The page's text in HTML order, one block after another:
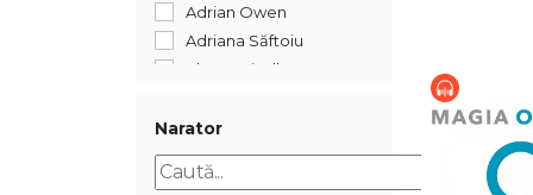
Adrian Owen
Adriana Săftoiu
Ahron Friedberg
Alexandre Jollien
Alin Leș
Alina Epure
Narator